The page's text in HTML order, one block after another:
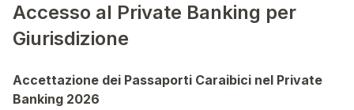
Accesso al Private Banking per
Giurisdizione
Accettazione dei Passaporti Caraibici nel Private
Banking 2026